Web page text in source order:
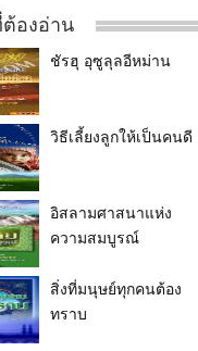
องอ่าน
ชัรฮุ อุซูลุลอีหม่าน
วิธีเลี้ยงลูกให้เป็นคนดี
อิสลามศาสนาแห่ง
ความสมบูรณ์
สิ่งที่มนุษย์ทุกคนต้อง
ทราบ